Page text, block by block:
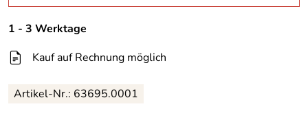
1 - 3 Werktage
Kauf auf Rechnung möglich
Artikel-Nr.: 63695.0001